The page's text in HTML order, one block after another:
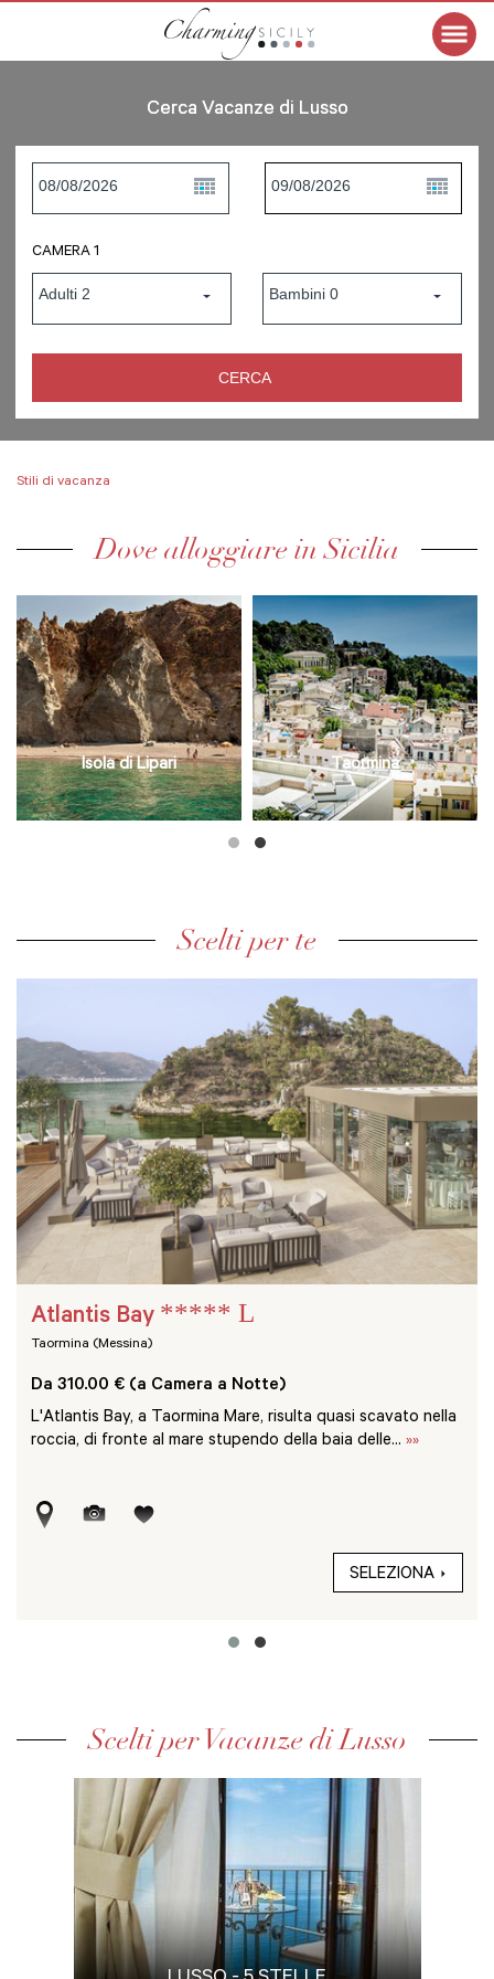
Cerca Vacanze di Lusso
CAMERA 1
Stili di vacanza
Dove alloggiare in Sicilia
Isola di Lipari Taormina
Scelti per te
Atlantis Bay ***** L
Taormina (Messina)
Da 310.00 € (a Camera a Notte)
L'Atlantis Bay, a Taormina Mare, risulta quasi scavato nella
roccia, di fronte al mare stupendo della baia delle... »»
SELEZIONA
Scelti per Vacanze di Lusso